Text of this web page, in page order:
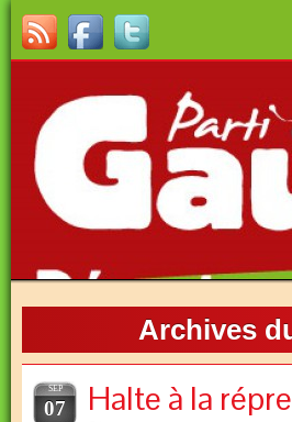
Archives
SEP
07 Halte à la